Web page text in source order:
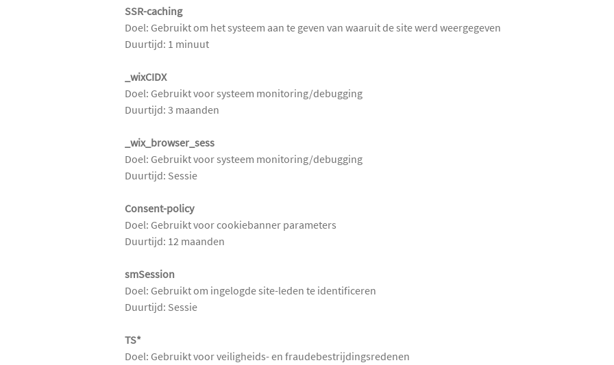
SSR-caching
Doel: Gebruikt om het systeem aan te geven van waaruit de site werd weergegeven
Duurtijd: 1 minuut
_wixCIDX
Doel: Gebruikt voor systeem monitoring/debugging
Duurtijd: 3 maanden
_wix_browser_sess
Doel: Gebruikt voor systeem monitoring/debugging
Duurtijd: Sessie
Consent-policy
Doel: Gebruikt voor cookiebanner parameters
Duurtijd: 12 maanden
smSession
Doel: Gebruikt om ingelogde site-leden te identificeren
Duurtijd: Sessie
TS*
Doel: Gebruikt voor veiligheids- en fraudebestrijdingsredenen